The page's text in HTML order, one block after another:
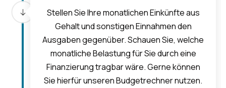
Stellen Sie Ihre monatlichen Einkünfte aus
Gehalt und sonstigen Einnahmen den
Ausgaben gegenüber. Schauen Sie, welche
monatliche Belastung für Sie durch eine
Finanzierung tragbar wäre. Gerne können
Sie hierfür unseren Budgetrechner nutzen.